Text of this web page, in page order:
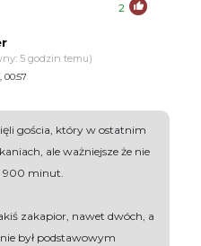
2
5 godzin temu)
00:57
gościa, który w ostatnim
ale ważniejsze że nie
900 minut.
zakapior, nawet dwóch, a
był podstawowym